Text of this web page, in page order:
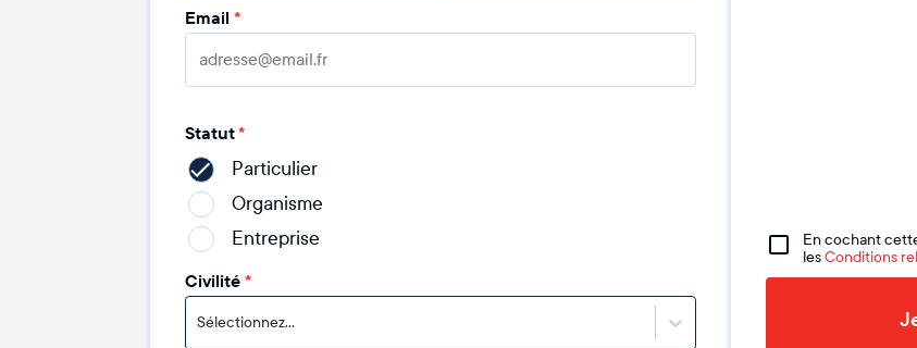
Email *
Statut*
Particulier
Organisme
Entreprise
Civilité*
Sélectionnez...
En cochant
lesConditions